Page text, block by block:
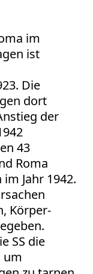
im
ist
Die
dort
der
43
Roma
Jahr 1942.
Körper-
SS die
um